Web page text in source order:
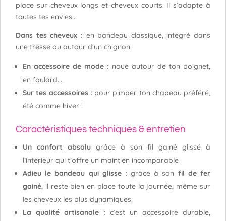
place sur cheveux longs et cheveux courts. Il s’adapte à
toutes tes envies...
Dans tes cheveux : en bandeau classique, intégré dans
une tresse ou autour d'un chignon.
En accessoire de mode : noué autour de ton poignet,
en foulard...
Sur tes accessoires : pour pimper ton chapeau préféré,
été comme hiver !
Caractéristiques techniques & entretien
Un confort absolu grâce à son fil gainé glissé à
l’intérieur qui t’offre un maintien incomparable
Adieu le bandeau qui glisse : grâce à son fil de fer
gainé, il reste bien en place toute la journée, même sur
les cheveux les plus dynamiques.
La qualité artisanale : c’est un accessoire durable,